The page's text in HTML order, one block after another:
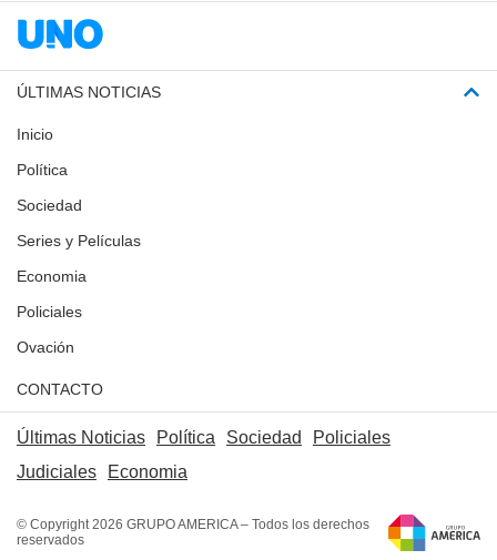
ÚLTIMAS NOTICIAS
Inicio
Política
Sociedad
Series y Películas
Economia
Policiales
Ovación
CONTACTO
Últimas Noticias Política Sociedad
Policiales
Judiciales
Economia
© Copyright 2026 GRUPO AMERICA – Todos los derechos
reservados